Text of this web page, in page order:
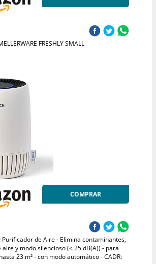
FRESHLY SMALL
COMPRAR
Purificador de Aire - Elimina contaminantes,
y modo silencioso (< 25 dB(A)) - para
23 m² - con modo automático - CADR: